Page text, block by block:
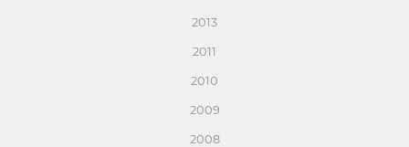
2013
2011
2010
2009
2008